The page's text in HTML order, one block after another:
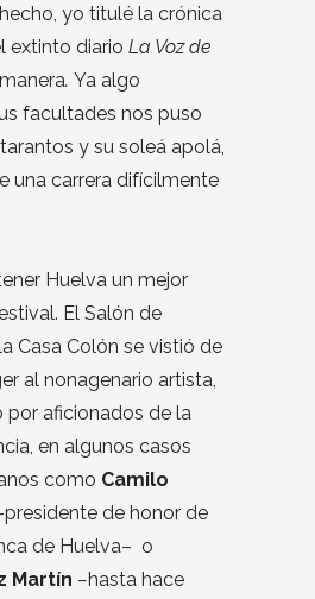
yo titulé la crónica
extinto diario La Voz de
. Ya algo
facultades nos puso
y su soleá apolá,
una carrera difícilmente
Huelva un mejor
El Salón de
Casa Colón se vistió de
al nonagenario artista,
por aficionados de la
en algunos casos
como Camilo
de honor de
de Huelva– o
Martín –hasta hace